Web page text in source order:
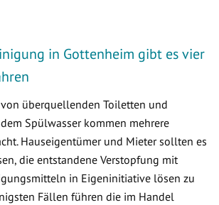
in Gottenheim gibt es vier
überquellenden Toiletten und
Spülwasser kommen mehrere
Hauseigentümer und Mieter sollten es
die entstandene Verstopfung mit
in Eigeninitiative lösen zu
Fällen führen die im Handel